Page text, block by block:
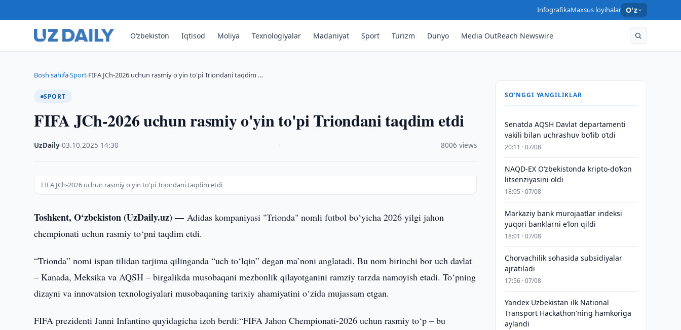
InfografikaMaxsus loyihalar O'z
O‘zbekiston Iqtisod Moliya Texnologiyalar Madaniyat Sport Turizm Dunyo Media OutReach Newswire
Bosh sahifa›Sport›FIFA JCh-2026 uchun rasmiy o'yin to'pi Triondani taqdim …
SPORT
FIFA JCh-2026 uchun rasmiy o'yin to'pi Triondani taqdim etdi
UzDaily ·03.10.2025 14:30 8006 views
FIFA JCh-2026 uchun rasmiy o'yin to'pi Triondani taqdim etdi
Toshkent, O‘zbekiston (UzDaily.uz) —Adidas kompaniyasi "Trionda" nomli futbol bo‘yicha 2026 yilgi jahon
chempionati uchun rasmiy to‘pni taqdim etdi.
“Trionda” nomi ispan tilidan tarjima qilinganda “uch to‘lqin” degan ma’noni anglatadi. Bu nom birinchi bor uch davlat
– Kanada, Meksika va AQSH – birgalikda musobaqani mezbonlik qilayotganini ramziy tarzda namoyish etadi. To‘pning
dizayni va innovatsion texnologiyalari musobaqaning tarixiy ahamiyatini o‘zida mujassam etgan.
FIFA prezidenti Janni Infantino quyidagicha izoh berdi:“FIFA Jahon Chempionati-2026 uchun rasmiy to‘p – bu
SO'NGGI YANGILIKLAR
Senatda AQSH Davlat departamenti
vakili bilan uchrashuv boʻlib oʻtdi
20:11 · 07/08
NAQD-EX O‘zbekistonda kripto-do‘kon
litsenziyasini oldi
18:05 · 07/08
Markaziy bank murojaatlar indeksi
yuqori banklarni eʼlon qildi
18:01 · 07/08
Chorvachilik sohasida subsidiyalar
ajratiladi
17:56 · 07/08
Yandex Uzbekistan ilk National
Transport Hackathon'ning hamkoriga
aylandi